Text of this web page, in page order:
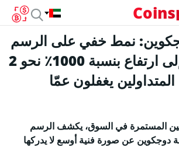
نمط خفي على الرسم
البياني يشير إلى ارتفاع بنسبة 1000٪ نحو 2
يغفلون عمّا
المستمرة في السوق، يكشف الرسم
دوجكوين عن صورة فنية أوسع لا يدركها